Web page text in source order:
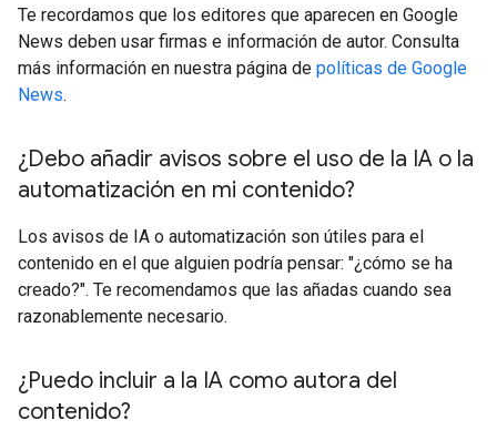
Te recordamos que los editores que aparecen en Google
News deben usar firmas e información de autor. Consulta
más información en nuestra página de políticas de Google
News.
¿Debo añadir avisos sobre el uso de la IA o la
automatización en mi contenido?
Los avisos de IA o automatización son útiles para el
contenido en el que alguien podría pensar: "¿cómo se ha
creado?". Te recomendamos que las añadas cuando sea
razonablemente necesario.
¿Puedo incluir a la IA como autora del
contenido?